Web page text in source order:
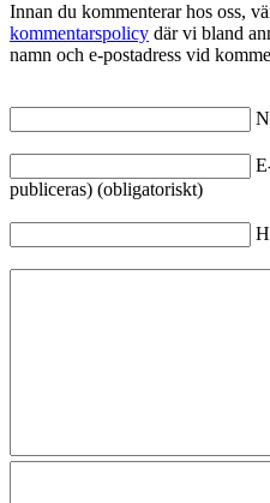
Innan du kommenterar hos oss,
kommentarspolicy där vi bland
namn och e-postadress vid
publiceras) (obligatoriskt)